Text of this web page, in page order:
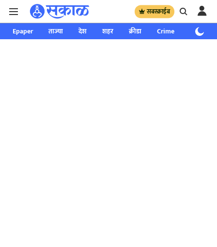
सबस्क्राईब
Epaper ताज्या देश शहर क्रीडा Crime साप्ताहिक